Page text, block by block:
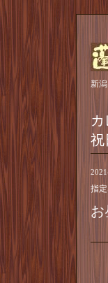
新
祝
指